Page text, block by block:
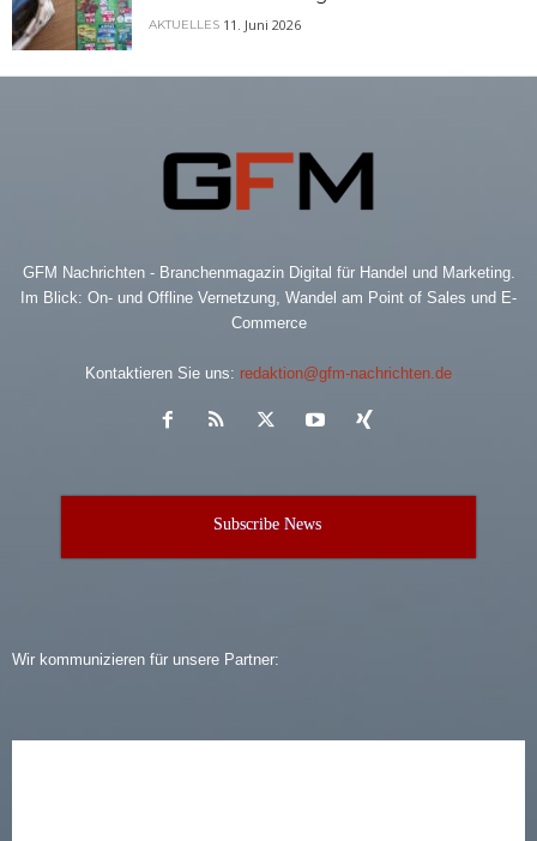
AKTUELLES 11. Juni 2026
GFM Nachrichten - Branchenmagazin Digital für Handel und Marketing.
Im Blick: On- und Offline Vernetzung, Wandel am Point of Sales und E-
Commerce
Kontaktieren Sie uns: redaktion@gfm-nachrichten.de
Subscribe News
Wir kommunizieren für unsere Partner: